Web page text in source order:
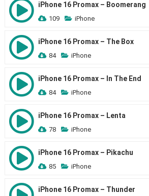
iPhone 16 Promax – Boomerang
109 iPhone
iPhone 16 Promax – The Box
84 iPhone
iPhone 16 Promax – In The End
84 iPhone
iPhone 16 Promax – Lenta
78 iPhone
iPhone 16 Promax – Pikachu
85 iPhone
iPhone 16 Promax – Thunder